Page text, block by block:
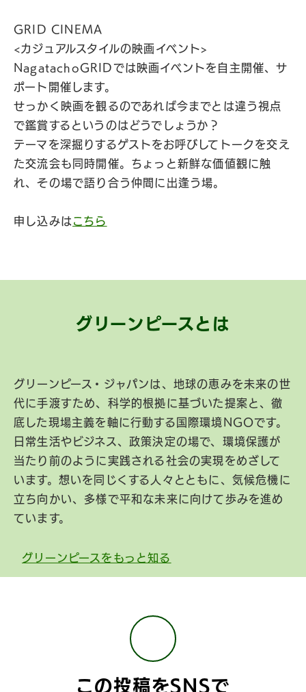
GRID CINEMA
<カジュアルスタイルの映画イベント>
NagatachoGRIDでは映画イベントを自主開催、サ
ポート開催します。
せっかく映画を観るのであれば今までとは違う視点
で鑑賞するというのはどうでしょうか？
テーマを深掘りするゲストをお呼びしてトークを交え
た交流会も同時開催。ちょっと新鮮な価値観に触
れ、その場で語り合う仲間に出逢う場。
申し込みは こちら
グリーンピースとは
グリーンピース・ジャパンは、地球の恵みを未来の世
代に手渡すため、科学的根拠に基づいた提案と、徹
底した現場主義を軸に行動する国際環境NGOです。
日常生活やビジネス、政策決定の場で、環境保護が
当たり前のように実践される社会の実現をめざして
います。想いを同じくする人々とともに、気候危機に
立ち向かい、多様で平和な未来に向けて歩みを進め
ています。
グリーンピースをもっと知る
この投稿をSNSで